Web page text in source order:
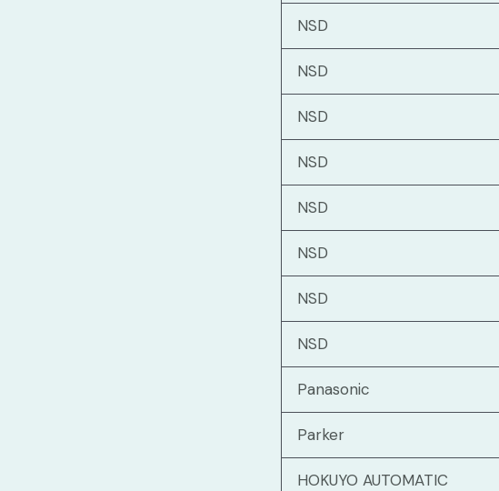
NSD
NSD
NSD
NSD
NSD
NSD
NSD
NSD
Panasonic
Parker
HOKUYO AUTOMATIC